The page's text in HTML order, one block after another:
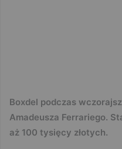
Boxdel podczas
Amadeusza Ferrariego.
aż 100 tysięcy złotych.